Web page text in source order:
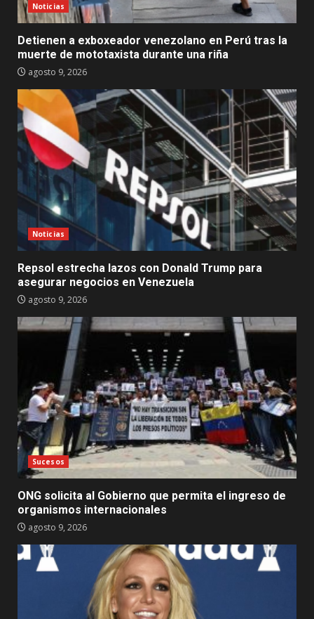
Noticias
Detienen a exboxeador venezolano en Perú tras la
muerte de mototaxista durante una riña
agosto 9, 2026
Noticias
Repsol estrecha lazos con Donald Trump para
asegurar negocios en Venezuela
agosto 9, 2026
Sucesos
ONG solicita al Gobierno que permita el ingreso de
organismos internacionales
agosto 9, 2026